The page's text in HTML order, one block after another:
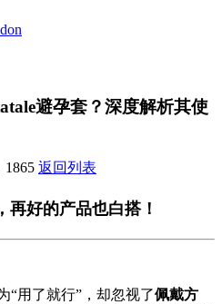
避孕套？深度解析其使
1865 返回列表
再好的产品也白搭！
“用了就行”，却忽视了佩戴方